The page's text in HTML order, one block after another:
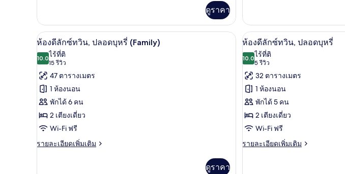
25
Sq
M
เกี่ยว
กับ
Standard
Double
Room
Sq
M
ดูราคา
Room
76
Sq
M
เกี่ยว
กับ
Premium
Suite
Twin
Room
76
Sq
M
เปิด
ภาพถ่าย
ทั้งหมด
ของ
ห้อง
ดี
ลัก
ซ์
1 ห้องนอน, เครื่องนอนระดับพรีเมียม, ผ้านวมขนเป็ด, ตู้นิรภัยในห้องพัก
7
ห้องดีลักซ์ทวิน, ปลอดบุหรี่ (Family)
10.010.0 จาก 10
ไร้ที่ติ
15 รีวิว
(15
รีวิว)
47 ตารางเมตร
1 ห้องนอน
พักได้ 6 คน
2 เตียงเดี่ยว
Wi-Fi ฟรี
รายละเอียดเพิ่มเติม
ราย
ดูราคา
เปิด
ภาพถ่าย
ทั้งหมด
ของ
ห้อง
ดี
ลัก
ซ์
7
ห้องดีลักซ์ทวิน, ปลอดบุหรี่
10.010.0 จาก 10
ไร้ที่ติ
5 รีวิว
(5
รีวิว)
32 ตารางเมตร
1 ห้องนอน
พักได้ 5 คน
2 เตียงเดี่ยว
Wi-Fi ฟรี
รายละเอียดเพิ่มเติม
ราย